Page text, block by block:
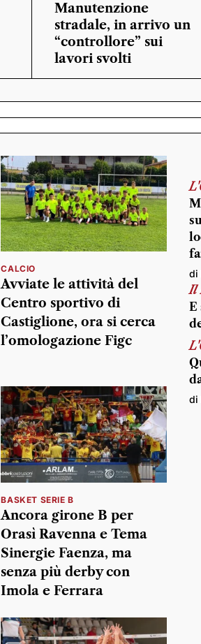
Manutenzione
stradale, in arrivo un
“controllore” sui
lavori svolti
CALCIO
Avviate le attività del
Centro sportivo di
Castiglione, ora si cerca
l’omologazione Figc
BASKET SERIE B
Ancora girone B per
Orasì Ravenna e Tema
Sinergie Faenza, ma
senza più derby con
Imola e Ferrara
di
Il
E
di